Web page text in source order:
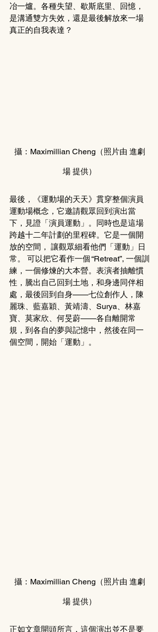
冶一爐。各種失望、歇斯底里、回憶，
是溝通雙方失效，還是最後解放來一場
真正的自我表達？
攝：Maximillian Cheng（照片由 進劇
場 提供）
最後，《運動場的天天》貫穿整個演員
運動場概念，它邀請觀眾回到演出當
下，見證「演員運動」。同時也是這場
跨越十二年計劃的里程碑。它是一個開
放的空間， 讓觀眾細看他們「運動」日
常。 可以把它看作一個 “Retreat”, 一個訓
練，一個修煉的大本營。表演者抽離慣
性，騰出自己回到土地，和身邊同伴相
處，最後回到自身——七位創作人，陳
麗珠、藍嘉穎、黃靖濤、Surya、林嘉
寶、莫家欣、何旻蔚——各自離開常
規，到各自的夢與記憶中，然後在同一
個空間，開始「運動」。
攝：Maximillian Cheng（照片由 進劇
場 提供）
正如文章開頭所言，這個演出並不是要